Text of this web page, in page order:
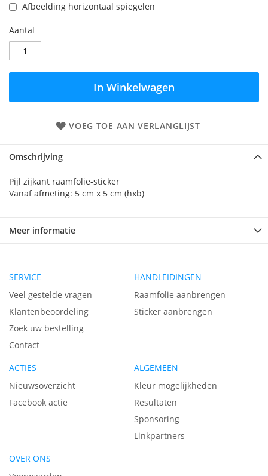
Afbeelding horizontaal spiegelen
Aantal
In Winkelwagen
VOEG TOE AAN VERLANGLIJST
Omschrijving
Pijl zijkant raamfolie-sticker
Vanaf afmeting: 5 cm x 5 cm (hxb)
Meer informatie
SERVICE
Veel gestelde vragen
Klantenbeoordeling
Zoek uw bestelling
Contact
HANDLEIDINGEN
Raamfolie aanbrengen
Sticker aanbrengen
ACTIES
Nieuwsoverzicht
Facebook actie
ALGEMEEN
Kleur mogelijkheden
Resultaten
Sponsoring
Linkpartners
OVER ONS